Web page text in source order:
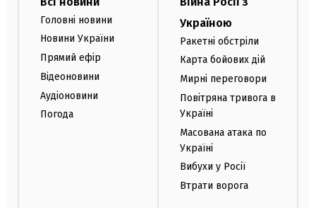
Головні новини
Новини України
Прямий ефір
Відеоновини
Аудіоновини
Погода
Україною
Ракетні обстріли
Карта бойових дій
Мирні переговори
Повітряна тривога в
Україні
Масована атака по
Україні
Вибухи у Росії
Втрати ворога